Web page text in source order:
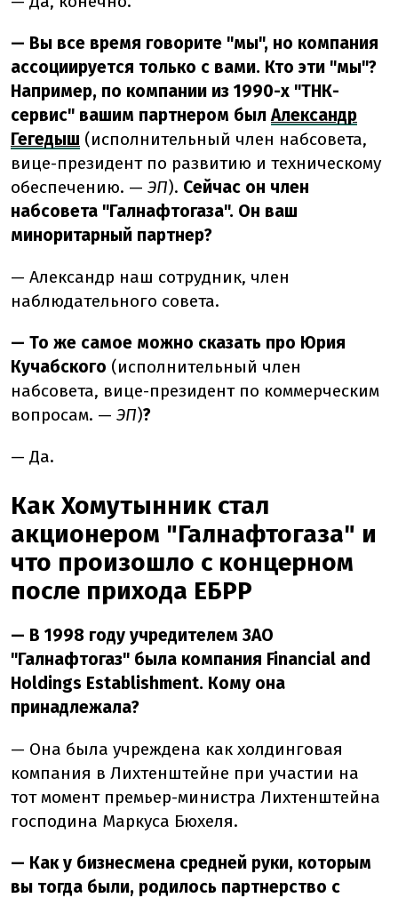
— Вы все время говорите "мы", но компания
ассоциируется только с вами. Кто эти "мы"?
Например, по компании из 1990-х "ТНК-
сервис" вашим партнером былАлександр
Гегедыш (исполнительный член набсовета,
вице-президент по развитию и техническому
обеспечению. — ЭП). Сейчас он член
набсовета "Галнафтогаза". Он ваш
миноритарный партнер?
— Александр наш сотрудник, член
наблюдательного совета.
— То же самое можно сказать про Юрия
Кучабского (исполнительный член
набсовета, вице-президент по коммерческим
вопросам. — ЭП)?
— Да.
Как Хомутынник стал
акционером "Галнафтогаза" и
что произошло с концерном
после прихода ЕБРР
— В 1998 году учредителем ЗАО
"Галнафтогаз" была компания Financial and
Holdings Establishment. Кому она
принадлежала?
— Она была учреждена как холдинговая
компания в Лихтенштейне при участии на
тот момент премьер-министра Лихтенштейна
господина Маркуса Бюхеля.
— Как у бизнесмена средней руки, которым
вы тогда были, родилось партнерство с